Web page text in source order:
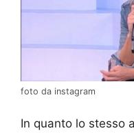
foto da instagram
In quanto lo stesso